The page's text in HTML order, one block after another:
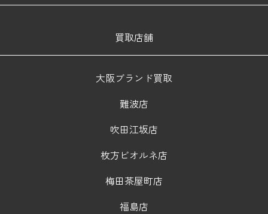
買取店舗
大阪ブランド買取
難波店
吹田江坂店
枚方ビオルネ店
梅田茶屋町店
福島店